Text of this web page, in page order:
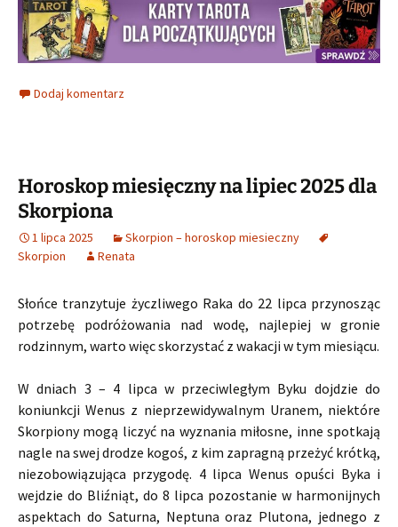
Dodaj komentarz
Horoskop miesięczny na lipiec 2025 dla
Skorpiona
1 lipca 2025
Skorpion – horoskop miesieczny
Skorpion
Renata
Słońce tranzytuje życzliwego Raka do 22 lipca przynosząc
potrzebę podróżowania nad wodę, najlepiej w gronie
rodzinnym, warto więc skorzystać z wakacji w tym miesiącu.
W dniach 3 – 4 lipca w przeciwległym Byku dojdzie do
koniunkcji Wenus z nieprzewidywalnym Uranem, niektóre
Skorpiony mogą liczyć na wyznania miłosne, inne spotkają
nagle na swej drodze kogoś, z kim zapragną przeżyć krótką,
niezobowiązująca przygodę. 4 lipca Wenus opuści Byka i
wejdzie do Bliźniąt, do 8 lipca pozostanie w harmonijnych
aspektach do Saturna, Neptuna oraz Plutona, jednego z